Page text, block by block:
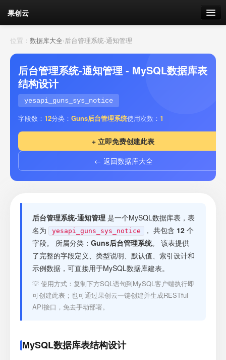
果创云
数据表单
API接口
云存储
流量 剩余接口流量
套餐
接口测试
位置： 数据库大全›后台管理系统-通知管理
后台管理系统-通知管理 - MySQL数据库表
结构设计
yesapi_guns_sys_notice
字段数： 12分类： Guns后台管理系统使用次数： 1
+ 立即免费创建此表
← 返回数据库大全
后台管理系统-通知管理 是一个MySQL数据库表，表
名为
yesapi_guns_sys_notice ， 共包含 12 个
字段。 所属分类： Guns后台管理系统。 该表提供
了完整的字段定义、类型说明、默认值、索引设计和
示例数据，可直接用于MySQL数据库建表。
💡 使用方式：复制下方SQL语句到MySQL客户端执行即
可创建此表；也可通过果创云一键创建并生成RESTful
API接口，免去手动部署。
MySQL数据库表结构设计